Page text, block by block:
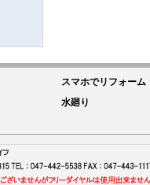
スマホでリフォーム
水廻り